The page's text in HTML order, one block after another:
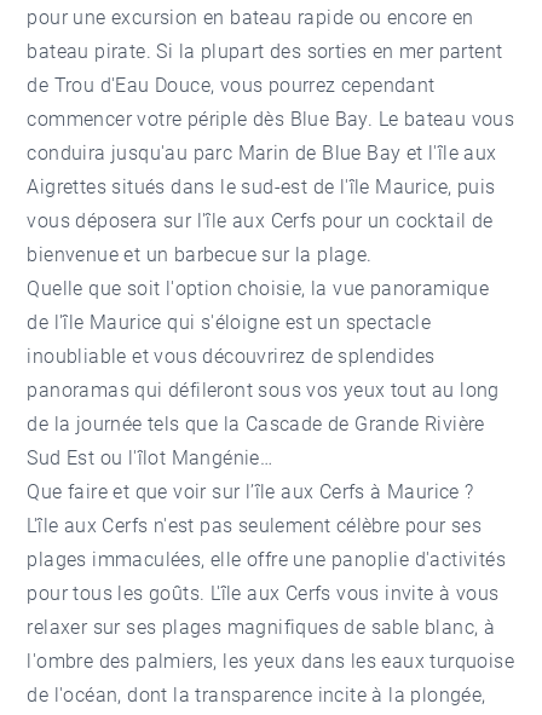
pour une excursion en bateau rapide ou encore en
bateau pirate. Si la plupart des sorties en mer partent
de Trou d'Eau Douce, vous pourrez cependant
commencer votre périple dès Blue Bay. Le bateau vous
conduira jusqu'au parc Marin de Blue Bay et l'île aux
Aigrettes situés dans le sud-est de l'île Maurice, puis
vous déposera sur l'île aux Cerfs pour un cocktail de
bienvenue et un barbecue sur la plage.
Quelle que soit l'option choisie, la vue panoramique
de l'île Maurice qui s'éloigne est un spectacle
inoubliable et vous découvrirez de splendides
panoramas qui défileront sous vos yeux tout au long
de la journée tels que la Cascade de Grande Rivière
Sud Est ou l'îlot Mangénie…
Que faire et que voir sur l’île aux Cerfs à Maurice ?
L'île aux Cerfs n'est pas seulement célèbre pour ses
plages immaculées, elle offre une panoplie d'activités
pour tous les goûts. L'île aux Cerfs vous invite à vous
relaxer sur ses plages magnifiques de sable blanc, à
l'ombre des palmiers, les yeux dans les eaux turquoise
de l'océan, dont la transparence incite à la plongée,